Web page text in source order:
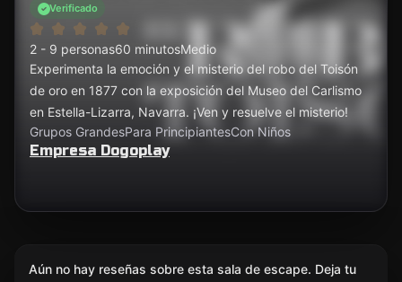
Verificado
2 - 9 personas60 minutosMedio
Experimenta la emoción y el misterio del robo del Toisón
de oro en 1877 con la exposición del Museo del Carlismo
en Estella-Lizarra, Navarra. ¡Ven y resuelve el misterio!
Grupos GrandesPara PrincipiantesCon Niños
Empresa Dogoplay
Aún no hay reseñas sobre esta sala de escape. Deja tu